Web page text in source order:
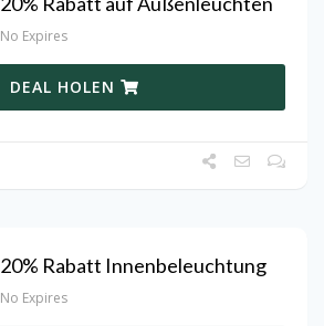
No Expires
DEAL HOLEN
20% Rabatt Innenbeleuchtung
No Expires